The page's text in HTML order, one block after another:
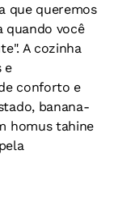
que queremos
quando você
A cozinha
e
conforto e
banana-
homus tahine